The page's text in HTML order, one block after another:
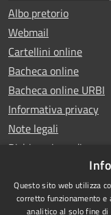
Albo pretorio
Webmail
Cartellini online
Bacheca online
Bacheca online URBI
Informativa privacy
Note legali
Dichiarazione di
Questo sito web utilizza
corretto funzionamento e
analitico al solo fine